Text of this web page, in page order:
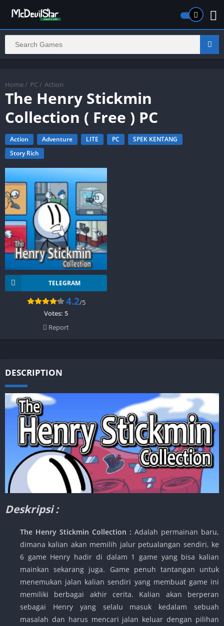
Home / PC / Action
The Henry Stickmin
Collection ( Free ) PC
Action Adventure LITE PC
SPEK KENTANG
Story Rich
TELEGRAM
4.2/5
Votes: 5
Report
DESCRIPTION
Deskripsi :
The Henry Stickmin Collection : Adalah permainan baru,
dimana kalian akan memilih jalur petualangan sendiri, ke
6 game Henry hadir di dalam 1 game yang bisa kalian
mainkan sekarang juga. Game penuh tantangan untuk
menemukan jalan kalian sendiri yang membuat game ini
memiliki berbagai akhir cerita. Kalian akan berperan
sebagai Henry yang selalu masuk kedalam sebuah
masalah dan harus mencari jalan keluar dengan pilihan